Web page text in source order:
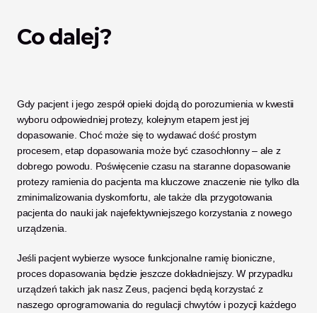
Co dalej?
Gdy pacjent i jego zespół opieki dojdą do porozumienia w kwestii
wyboru odpowiedniej protezy, kolejnym etapem jest jej
dopasowanie. Choć może się to wydawać dość prostym
procesem, etap dopasowania może być czasochłonny – ale z
dobrego powodu. Poświęcenie czasu na staranne dopasowanie
protezy ramienia do pacjenta ma kluczowe znaczenie nie tylko dla
zminimalizowania dyskomfortu, ale także dla przygotowania
pacjenta do nauki jak najefektywniejszego korzystania z nowego
urządzenia.
Jeśli pacjent wybierze wysoce funkcjonalne ramię bioniczne,
proces dopasowania będzie jeszcze dokładniejszy. W przypadku
urządzeń takich jak nasz Zeus, pacjenci będą korzystać z
naszego oprogramowania do regulacji chwytów i pozycji każdego